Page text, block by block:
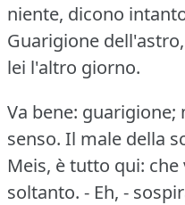
niente, dicono
Guarigione
lei l'altro giorno.
Va bene: guarigione;
senso. Il male della
Meis, è tutto qui:
soltanto. - Eh, -